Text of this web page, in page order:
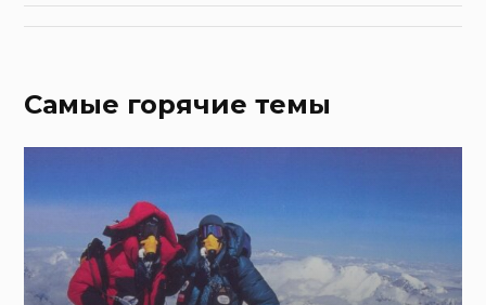
Самые горячие темы